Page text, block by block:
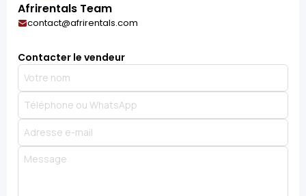
Afrirentals Team
contact@afrirentals.com
Contacter le vendeur